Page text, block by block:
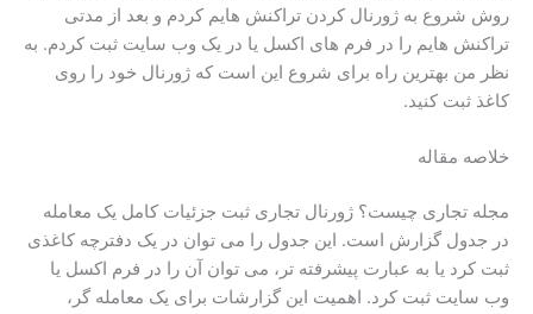
روش شروع به ژورنال کردن تراکنش هایم کردم و بعد از مدتی
تراکنش هایم را در فرم های اکسل یا در یک وب سایت ثبت کردم. به
نظر من بهترین راه برای شروع این است که ژورنال خود را روی
کاغذ ثبت کنید.
خلاصه مقاله
مجله تجاری چیست؟ ژورنال تجاری ثبت جزئیات کامل یک معامله
در جدول گزارش است. این جدول را می توان در یک دفترچه کاغذی
ثبت کرد یا به عبارت پیشرفته تر، می توان آن را در فرم اکسل یا
وب سایت ثبت کرد. اهمیت این گزارشات برای یک معامله گر،